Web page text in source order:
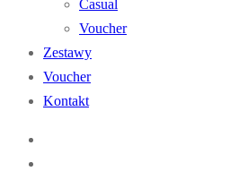
Casual
Voucher
Zestawy
Voucher
Kontakt